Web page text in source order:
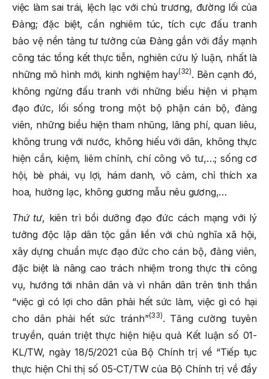
việc làm sai trái, lệch lạc với chủ trương, đường lối của
Đảng; đặc biệt, cần nghiêm túc, tích cực đấu tranh
bảo vệ nền tảng tư tưởng của Đảng gắn với đẩy mạnh
công tác tổng kết thực tiễn, nghiên cứu lý luận, nhất là
những mô hình mới, kinh nghiệm hay(32). Bên cạnh đó,
không ngừng đấu tranh với những biểu hiện vi phạm
đạo đức, lối sống trong một bộ phận cán bộ, đảng
viên, những biểu hiện tham nhũng, lãng phí, quan liêu,
không trung với nước, không hiếu với dân, không thực
hiện cần, kiệm, liêm chính, chí công vô tư,…; sống cơ
hội, bè phái, vụ lợi, hám danh, vô cảm, chỉ thích xa
hoa, hưởng lạc, không gương mẫu nêu gương,…
Thứ tư, kiên trì bồi dưỡng đạo đức cách mạng với lý
tưởng độc lập dân tộc gắn liền với chủ nghĩa xã hội,
xây dựng chuẩn mực đạo đức cho cán bộ, đảng viên,
đặc biệt là nâng cao trách nhiệm trong thực thi công
vụ, hướng tới nhân dân và vì nhân dân trên tinh thần
“việc gì có lợi cho dân phải hết sức làm, việc gì có hại
cho dân phải hết sức tránh”(33). Tăng cường tuyên
truyền, quán triệt thực hiện hiệu quả Kết luận số 01-
KL/TW, ngày 18/5/2021 của Bộ Chính trị về “Tiếp tục
thực hiện Chỉ thị số 05-CT/TW của Bộ Chính trị về đẩy